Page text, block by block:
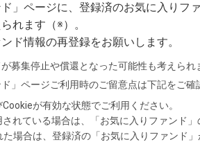
ド」ページに、登録済のお気に入り
れます（※）。
ド情報の再登録をお願いします。
募集停止や償還となった可能性も考えられ
ド」ページご利用時のご留意点は下記をご確
が有効な状態でご利用ください。
れている場合は、「お気に入りファンド」
た場合は、登録済の「お気に入りファンド